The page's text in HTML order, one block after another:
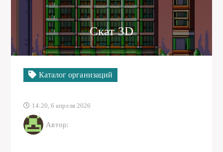
Скат 3D
Каталог организаций
14:20, 6 апреля 2026
Автор: